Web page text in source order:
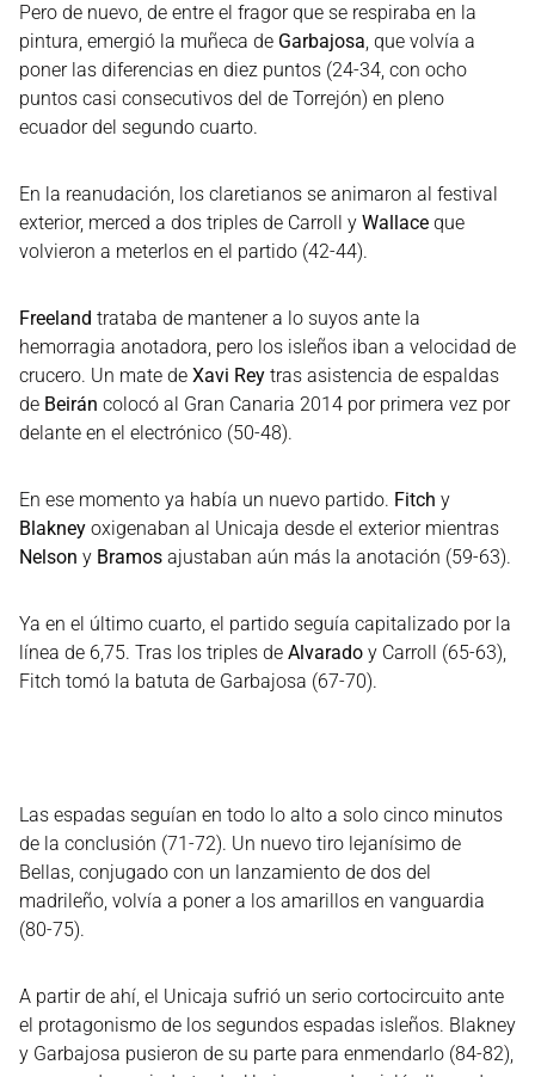
Pero de nuevo, de entre el fragor que se respiraba en la
pintura, emergió la muñeca de Garbajosa, que volvía a
poner las diferencias en diez puntos (24-34, con ocho
puntos casi consecutivos del de Torrejón) en pleno
ecuador del segundo cuarto.
En la reanudación, los claretianos se animaron al festival
exterior, merced a dos triples de Carroll y Wallace que
volvieron a meterlos en el partido (42-44).
Freeland trataba de mantener a lo suyos ante la
hemorragia anotadora, pero los isleños iban a velocidad de
crucero. Un mate de Xavi Rey tras asistencia de espaldas
de Beirán colocó al Gran Canaria 2014 por primera vez por
delante en el electrónico (50-48).
En ese momento ya había un nuevo partido. Fitch y
Blakney oxigenaban al Unicaja desde el exterior mientras
Nelson y Bramos ajustaban aún más la anotación (59-63).
Ya en el último cuarto, el partido seguía capitalizado por la
línea de 6,75. Tras los triples de Alvarado y Carroll (65-63),
Fitch tomó la batuta de Garbajosa (67-70).
Las espadas seguían en todo lo alto a solo cinco minutos
de la conclusión (71-72). Un nuevo tiro lejanísimo de
Bellas, conjugado con un lanzamiento de dos del
madrileño, volvía a poner a los amarillos en vanguardia
(80-75).
A partir de ahí, el Unicaja sufrió un serio cortocircuito ante
el protagonismo de los segundos espadas isleños. Blakney
y Garbajosa pusieron de su parte para enmendarlo (84-82),